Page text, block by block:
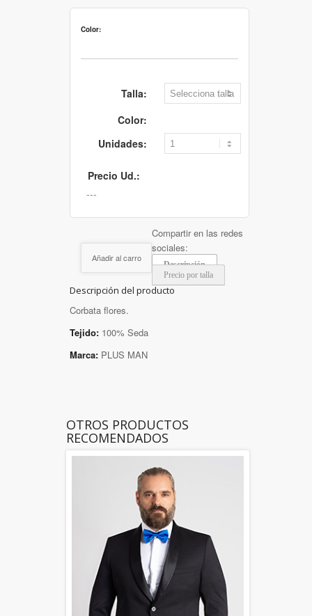
Color:
Talla:
Color:
Unidades:
Precio Ud.:
Añadir al carro
Compartir en las redes
sociales:
Descripción
Precio por talla
Descripción del producto
Corbata flores.
Tejido: 100% Seda
Marca: PLUS MAN
OTROS PRODUCTOS
RECOMENDADOS